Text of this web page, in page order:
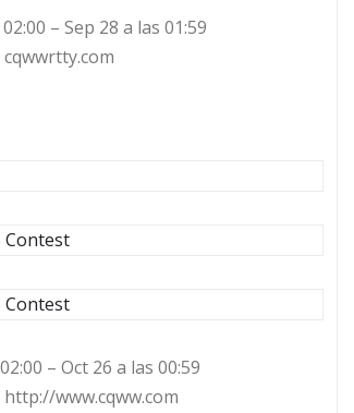
– Sep 28 a las 01:59
Contest
Contest
– Oct 26 a las 00:59
www.cqww.com